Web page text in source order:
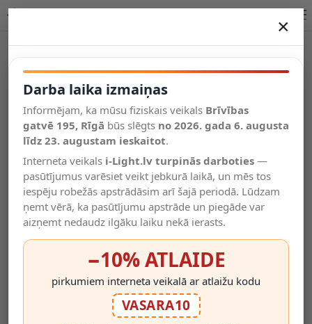
Salīdzināt
Vēlmju
saraksts
Valodas
×
Darba laika izmaiņas
Informējam, ka mūsu fiziskais veikals Brīvības
gatvē 195, Rīgā būs slēgts no 2026. gada 6. augusta
līdz 23. augustam ieskaitot.
Interneta veikals i-Light.lv turpinās darboties —
pasūtījumus varēsiet veikt jebkurā laikā, un mēs tos
iespēju robežās apstrādāsim arī šajā periodā. Lūdzam
ņemt vērā, ka pasūtījumu apstrāde un piegāde var
aizņemt nedaudz ilgāku laiku nekā ierasts.
−10% ATLAIDE
pirkumiem interneta veikalā ar atlaižu kodu
VASARA10